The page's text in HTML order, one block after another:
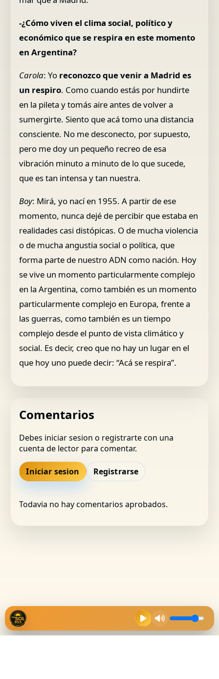
-¿Cómo viven el clima social, político y
económico que se respira en este momento
en Argentina?
Carola: Yo reconozco que venir a Madrid es
un respiro. Como cuando estás por hundirte
en la pileta y tomás aire antes de volver a
sumergirte. Siento que acá tomo una distancia
consciente. No me desconecto, por supuesto,
pero me doy un pequeño recreo de esa
vibración minuto a minuto de lo que sucede,
que es tan intensa y tan nuestra.
Boy: Mirá, yo nací en 1955. A partir de ese
momento, nunca dejé de percibir que estaba en
realidades casi distópicas. O de mucha violencia
o de mucha angustia social o política, que
forma parte de nuestro ADN como nación. Hoy
se vive un momento particularmente complejo
en la Argentina, como también es un momento
particularmente complejo en Europa, frente a
las guerras, como también es un tiempo
complejo desde el punto de vista climático y
social. Es decir, creo que no hay un lugar en el
que hoy uno puede decir: “Acá se respira”.
Comentarios
Debes iniciar sesion o registrarte con una
cuenta de lector para comentar.
Iniciar sesion Registrarse
Todavia no hay comentarios aprobados.